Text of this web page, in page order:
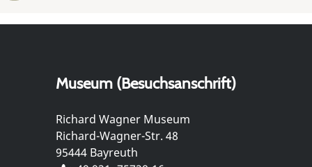
Museum (Besuchsanschrift)
Richard Wagner Museum
Richard-Wagner-Str. 48
95444 Bayreuth